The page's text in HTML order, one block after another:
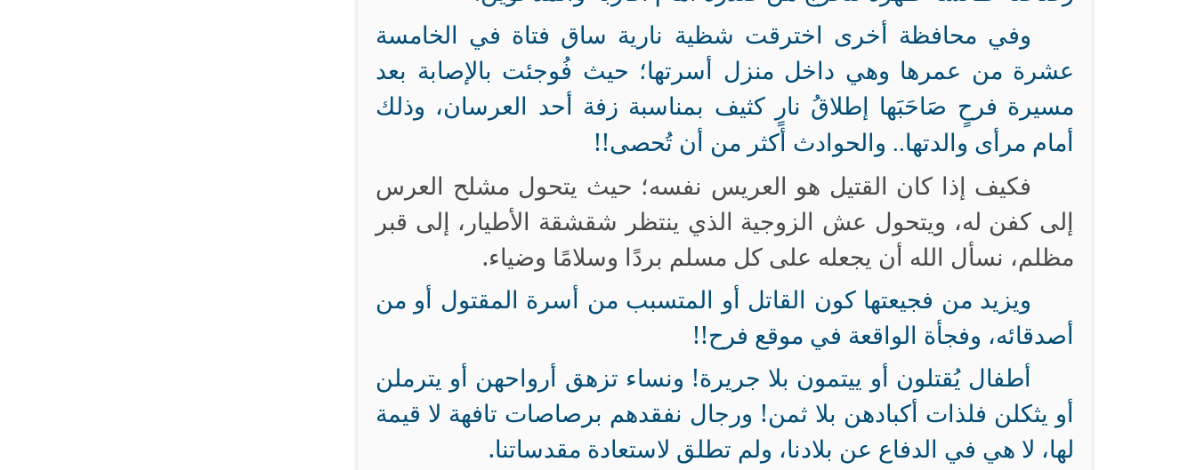
وفي محافظة أخرى اخترقت شظية نارية ساق فتاة في الخامسة
عشرة من عمرها وهي داخل منزل أسرتها؛ حيث فُوجئت بالإصابة بعد
مسيرة فرحٍ صَاحَبَها إطلاقُ نارٍ كثيف بمناسبة زفة أحد العرسان، وذلك
أمام مرأى والدتها.. والحوادث أكثر من أن تُحصى!!
فكيف إذا كان القتيل هو العريس نفسه؛ حيث يتحول مشلح العرس
إلى كفن له، ويتحول عش الزوجية الذي ينتظر شقشقة الأطيار، إلى قبر
مظلم، نسأل الله أن يجعله على كل مسلم بردًا وسلامًا وضياء.
ويزيد من فجيعتها كون القاتل أو المتسبب من أسرة المقتول أو من
أصدقائه، وفجأة الواقعة في موقع فرح!!
أطفال يُقتلون أو ييتمون بلا جريرة! ونساء تزهق أرواحهن أو يترملن
أو يثكلن فلذات أكبادهن بلا ثمن! ورجال نفقدهم برصاصات تافهة لا قيمة
لها، لا هي في الدفاع عن بلادنا، ولم تطلق لاستعادة مقدساتنا.